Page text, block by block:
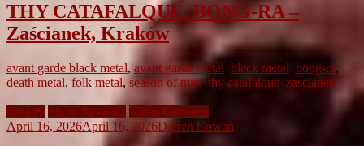
THY CATAFALQUE, BONG-RA –
Zaścianek, Kraków
avant garde black metal,avant garde metal black metal bong-ra,
death metal, folk metal, season of mist,thy catafalque, zascianek
Gallery Show Reviews Video Concerts
April 16, 2026April 16, 2026Darren Cowan